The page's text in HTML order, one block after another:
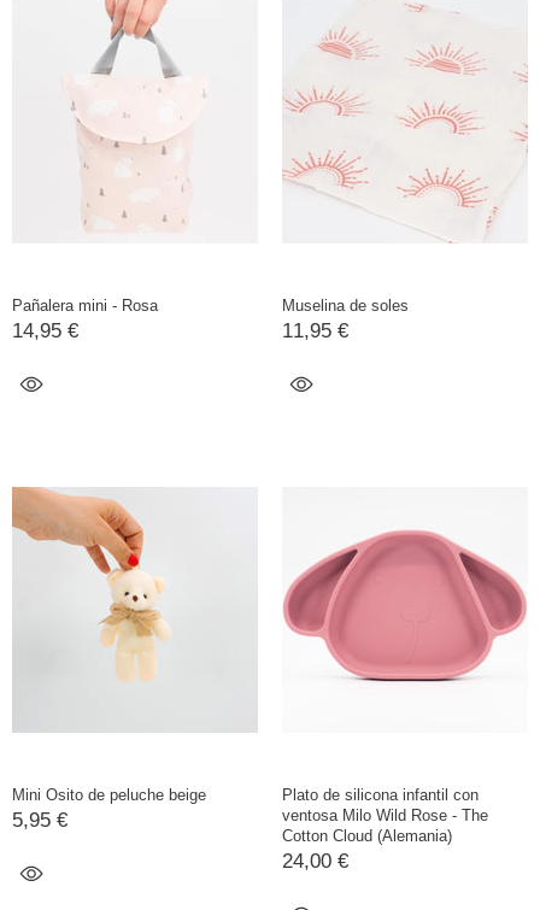
Pañalera mini - Rosa
14,95 €
Muselina de soles
11,95 €
Mini Osito de peluche beige
5,95 €
Plato de silicona infantil con
ventosa Milo Wild Rose - The
Cotton Cloud (Alemania)
24,00 €